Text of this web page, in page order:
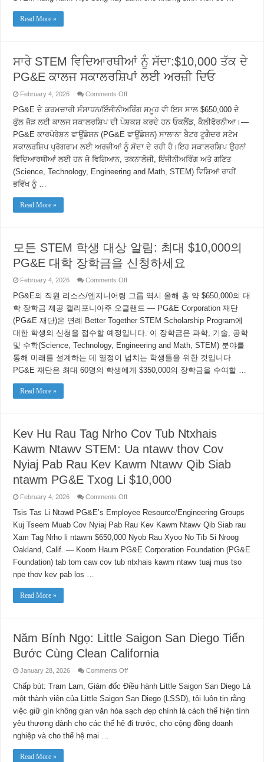
nhận
giá
lên
đến
$10.000
Read More »
ਸਾਰੇ STEM ਵਿਦਿਆਰਥੀਆਂ ਨੂੰ ਸੱਦਾ:$10,000 ਤੱਕ ਦੇ
PG&E ਕਾਲਜ ਸਕਾਲਰਸ਼ਿਪਾਂ ਲਈ ਅਰਜ਼ੀ ਦਿਓ
February 4, 2026 Comments Offon
STEM
ਵਿਦਿਆਰਥੀਆਂ
ਨੂੰ
ਸੱਦਾ:$10,000
ਤੱਕ
ਦੇ
PG&E
ਕਾਲਜ
ਸਕਾਲਰਸ਼ਿਪਾਂ
ਲਈ
PG&E ਦੇ ਕਰਮਚਾਰੀ ਸੰਸਾਧਨ/ਇੰਜੀਨੀਅਰਿੰਗ ਸਮੂਹ ਵੀ ਇਸ ਸਾਲ $650,000 ਦੇ
ਕੁੱਲ ਜੋੜ ਲਈ ਕਾਲਜ ਸਕਾਲਰਸ਼ਿਪ ਦੀ ਪੇਸ਼ਕਸ਼ ਕਰਦੇ ਹਨ ਓਕਲੈਂਡ, ਕੈਲੀਫੋਰਨੀਆ।—
PG&E ਕਾਰਪੋਰੇਸ਼ਨ ਫਾਊਂਡੇਸ਼ਨ (PG&E ਫਾਊਂਡੇਸ਼ਨ) ਸਾਲਾਨਾ ਬੈਟਰ ਟੂਗੈਦਰ ਸਟੇਮ
ਸਕਾਲਰਸ਼ਿਪ ਪ੍ਰੋਗਰਾਮ ਲਈ ਅਰਜ਼ੀਆਂ ਨੂੰ ਸੱਦਾ ਦੇ ਰਹੀ ਹੈ।ਇਹ ਸਕਾਲਰਸ਼ਿਪ ਉਹਨਾਂ
ਵਿਦਿਆਰਥੀਆਂ ਲਈ ਹਨ ਜੋ ਵਿਗਿਆਨ, ਤਕਨਾਲੋਜੀ, ਇੰਜੀਨੀਅਰਿੰਗ ਅਤੇ ਗਣਿਤ
(Science, Technology, Engineering and Math, STEM) ਵਿਸ਼ਿਆਂ ਰਾਹੀਂ
ਭਵਿੱਖ ਨੂੰ …
Read More »
모든 STEM 학생 대상 알림: 최대 $10,000의
PG&E 대학 장학금을 신청하세요
February 4, 2026 Comments Offon
든
STEM
학
생
대
상
알
림:
대
학
을
청
하
세
요
PG&E의 직원 리소스/엔지니어링 그룹 역시 올해 총 약 $650,000의 대
학 장학금 제공 캘리포니아주 오클랜드 — PG&E Corporation 재단
(PG&E 재단)은 연례 Better Together STEM Scholarship Program에
대한 학생의 신청을 접수할 예정입니다. 이 장학금은 과학, 기술, 공학
및 수학(Science, Technology, Engineering and Math, STEM) 분야를
통해 미래를 설계하는 데 열정이 넘치는 학생들을 위한 것입니다.
PG&E 재단은 최대 60명의 학생에게 $350,000의 장학금을 수여할 …
Read More »
Kev Hu Rau Tag Nrho Cov Tub Ntxhais
Kawm Ntawv STEM: Ua ntawv thov Cov
Nyiaj Pab Rau Kev Kawm Ntawv Qib Siab
ntawm PG&E Txog Li $10,000
February 4, 2026 Comments Offon
Hu
Rau
Tag
Cov
Tub
Ntxhais
Kawm
Ntawv
Kawm
Ntawv
Qib
Siab
PG&E
Li
$10,000
Tsis Tas Li Ntawd PG&E’s Employee Resource/Engineering Groups
Kuj Tseem Muab Cov Nyiaj Pab Rau Kev Kawm Ntawv Qib Siab rau
Xam Tag Nrho li ntawm $650,000 Nyob Rau Xyoo No Tib Si Nroog
Oakland, Calif. — Koom Haum PG&E Corporation Foundation (PG&E
Foundation) tab tom caw cov tub ntxhais kawm ntawv tuaj mus tso
npe thov kev pab los …
Read More »
Năm Bính Ngọ: Little Saigon San Diego Tiến
Bước Cùng Clean California
January 28, 2026 Comments Offon
Bính
Ngọ:
Little
San
Diego
Tiến
Chấp bút: Tram Lam, Giám đốc Điều hành Little Saigon San Diego Là
một thành viên của Little Saigon San Diego (LSSD), tôi luôn tin rằng
việc giữ gìn không gian văn hóa sạch đẹp chính là cách thể hiện tình
yêu thương dành cho các thế hệ đi trước, cho cộng đồng doanh
nghiệp và cho thế hệ mai …
Read More »